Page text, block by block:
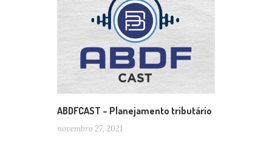
ABDFCAST – Planejamento tributário
novembro 27, 2021